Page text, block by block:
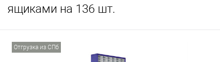
ящиками на 136 шт.
Отгрузка из СПб